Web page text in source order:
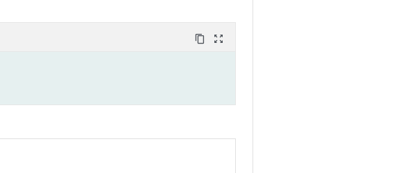
content_copy zoom_out_map